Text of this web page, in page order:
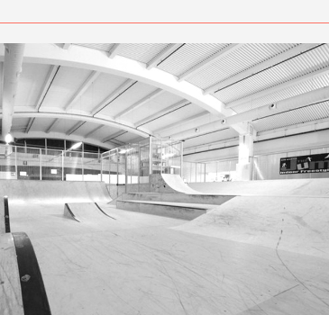
Park
Parco Commerciale Arteni)
sull'offerta o sulle modalità di acquisto scrivi
.